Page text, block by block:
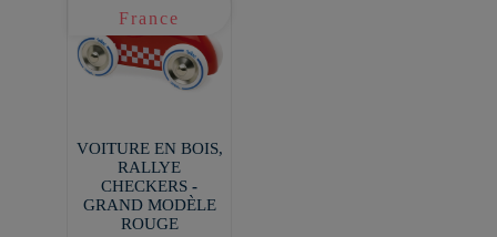
VOITURE EN BOIS,
RALLYE
CHECKERS -
GRAND MODÈLE
ROUGE